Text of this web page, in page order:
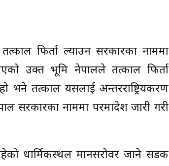
फिर्ता ल्याउन सरकारका नाममा
उक्त भूमि नेपालले तत्काल फिर्ता
तत्काल यसलाई अन्तरराष्ट्रियकरण
सरकारका नाममा परमादेश जारी गरी
धार्मिकस्थल मानसरोवर जाने सडक